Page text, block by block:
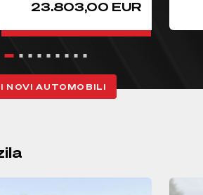
23.803,00 EUR
NOVI AUTOMOBILI